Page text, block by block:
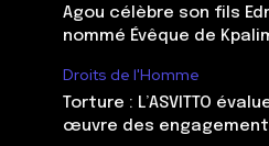
Agou célèbre son fils
nommé Évêque de
Droits de l'Homme
Torture : L’ASVITTO
œuvre des engagements